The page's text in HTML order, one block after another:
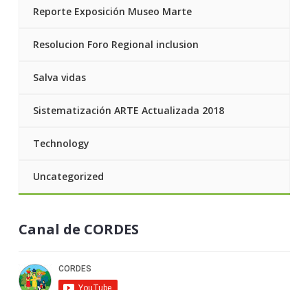
Reporte Exposición Museo Marte
Resolucion Foro Regional inclusion
Salva vidas
Sistematización ARTE Actualizada 2018
Technology
Uncategorized
Canal de CORDES